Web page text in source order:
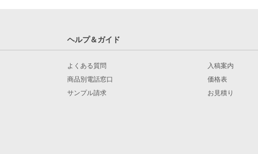
ヘルプ＆ガイド
よくある質問
商品別電話窓口
サンプル請求
入稿案内
価格表
お見積り